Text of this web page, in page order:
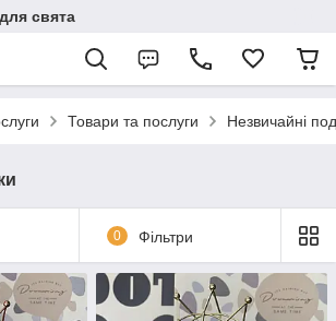
свята
Товари та послуги Незвичайні
0 Фільтри